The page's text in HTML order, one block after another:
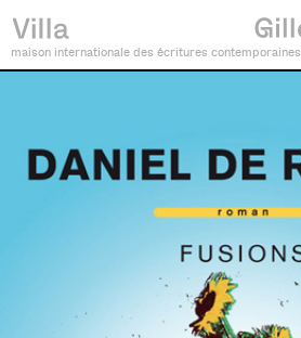
maison internationale des écritures contemporaines